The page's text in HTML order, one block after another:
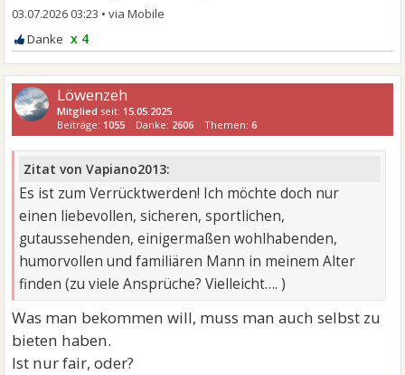
03.07.2026 03:23 •
x 4
Löwenzeh
Mitglied seit: 15.05.2025
Beiträge: 1055 Danke: 2606 Themen:6
Zitat von Vapiano2013:
Es ist zum Verrücktwerden! Ich möchte doch nur
einen liebevollen, sicheren, sportlichen,
gutaussehenden, einigermaßen wohlhabenden,
humorvollen und familiären Mann in meinem Alter
finden (zu viele Ansprüche? Vielleicht…. )
Was man bekommen will, muss man auch selbst zu
bieten haben.
Ist nur fair, oder?